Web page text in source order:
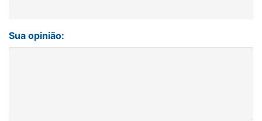
Sua opinião: